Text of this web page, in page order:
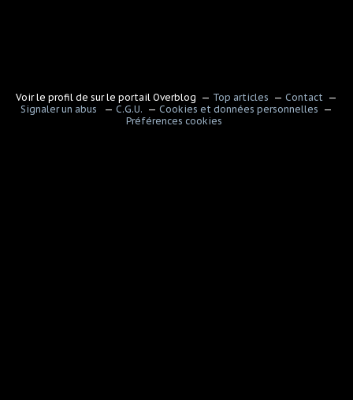
Voir le profil de sur le portail Overblog Top articles
Contact
Signaler un abus
C.G.U.
Cookies et données personnelles
Préférences cookies